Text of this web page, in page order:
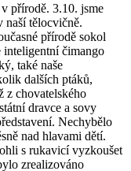
přírodě. 3.10. jsme
naší tělocvičně.
přírodě sokol
inteligentní čimango
také naše
dalších ptáků,
z chovatelského
dravce a sovy
Nechybělo
nad hlavami dětí.
s rukavicí vyzkoušet
zrealizováno